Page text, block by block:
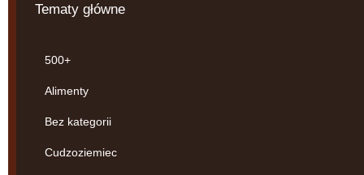
Tematy główne
500+
Alimenty
Bez kategorii
Cudzoziemiec